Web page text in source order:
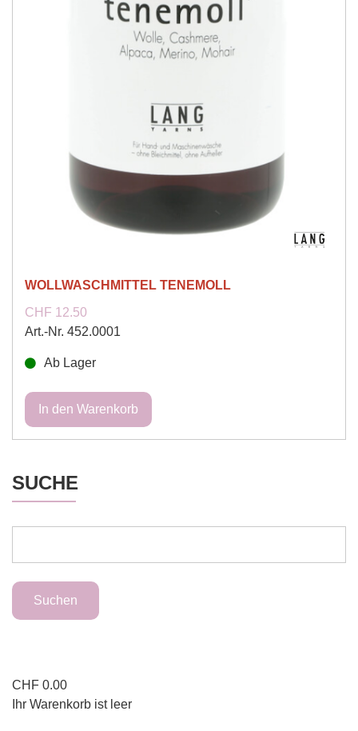
WOLLWASCHMITTEL TENEMOLL
CHF 12.50
Art.-Nr. 452.0001
Ab Lager
SUCHE
CHF 0.00
Ihr Warenkorb ist leer